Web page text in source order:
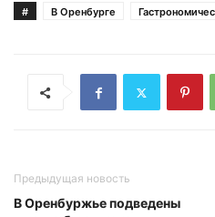
# В Оренбурге
Предыдущая новость
В Оренбуржье подведены